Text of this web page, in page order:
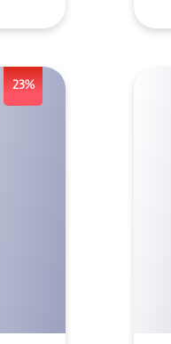
23%